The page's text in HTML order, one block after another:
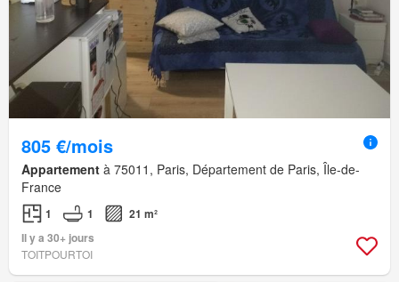
805 €/mois
Appartement à 75011, Paris, Département de Paris, Île-de-
France
1 1
21 m²
Il y a 30+ jours
TOITPOURTOI